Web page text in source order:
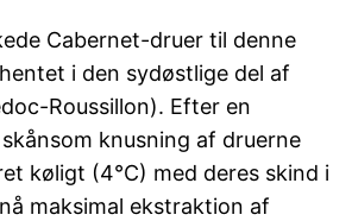
Cabernet-druer til denne
i den sydøstlige del af
Roussillon). Efter en
knusning af druerne
køligt (4°C) med deres skind i
maksimal ekstraktion af